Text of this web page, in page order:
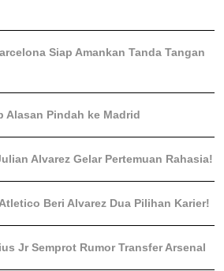
Siap Amankan Tanda Tangan
Alasan Pindah ke Madrid
Alvarez Gelar Pertemuan Rahasia!
Beri Alvarez Dua Pilihan Karier!
Jr Semprot Rumor Transfer Arsenal